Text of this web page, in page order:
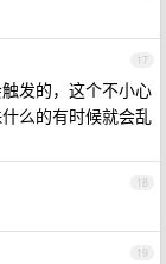
17
发的，这个不小心
么的有时候就会乱
18
19